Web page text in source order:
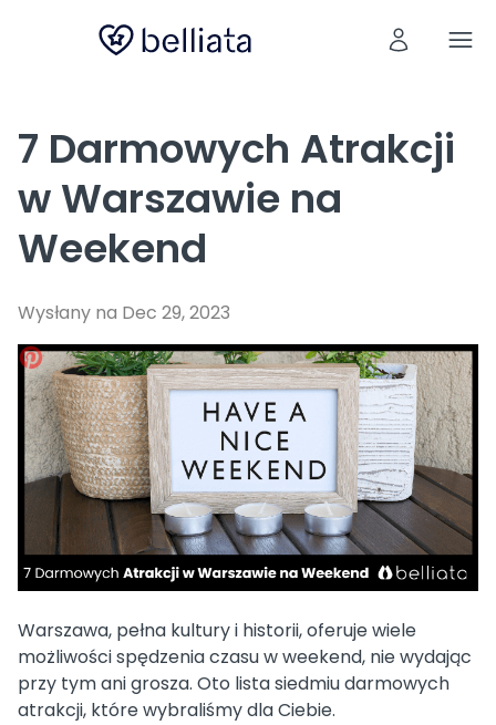
7 Darmowych Atrakcji
w Warszawie na
Weekend
Wysłany na Dec 29, 2023
Warszawa, pełna kultury i historii, oferuje wiele
możliwości spędzenia czasu w weekend, nie wydając
przy tym ani grosza. Oto lista siedmiu darmowych
atrakcji, które wybraliśmy dla Ciebie.